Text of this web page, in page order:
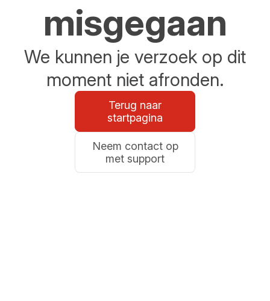
misgegaan
We kunnen je verzoek op dit
moment niet afronden.
Terug naar
startpagina
Neem contact op
met support